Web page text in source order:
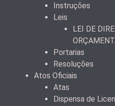
Instruções
Leis
LEI DE
Portarias
Resoluções
Atos Oficiais
Atas
Dispensa de